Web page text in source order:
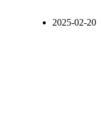
2025-02-20